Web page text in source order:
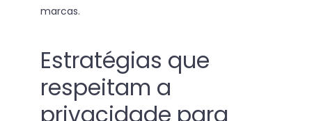
marcas.
Estratégias que
respeitam a
privacidade para